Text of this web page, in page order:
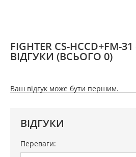
FIGHTER CS-HCCD+FM-
ВІДГУКИ (ВСЬОГО 0)
Ваш відгук може бути першим.
ВІДГУКИ
Переваги: